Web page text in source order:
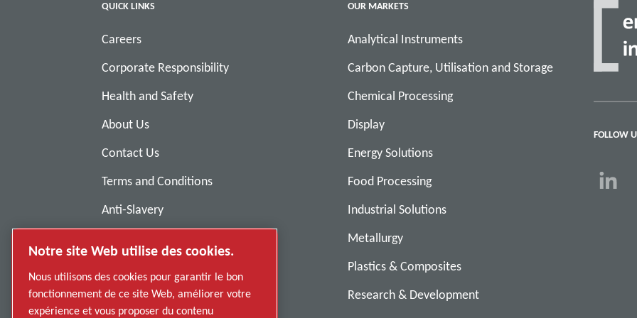
QUICK LINKS
Careers
Corporate Responsibility
Health and Safety
About Us
Contact Us
Terms and Conditions
Anti-Slavery
Suppliers
OUR MARKETS
Analytical Instruments
Carbon Capture, Utilisation and Storage
Chemical Processing
Display
Energy Solutions
Food Processing
Industrial Solutions
Metallurgy
Plastics & Composites
Research & Development
FOLLOW
Notre site Web utilise des cookies.
Nous utilisons des cookies pour garantir le bon
fonctionnement de ce site Web, améliorer votre
expérience et vous proposer du contenu